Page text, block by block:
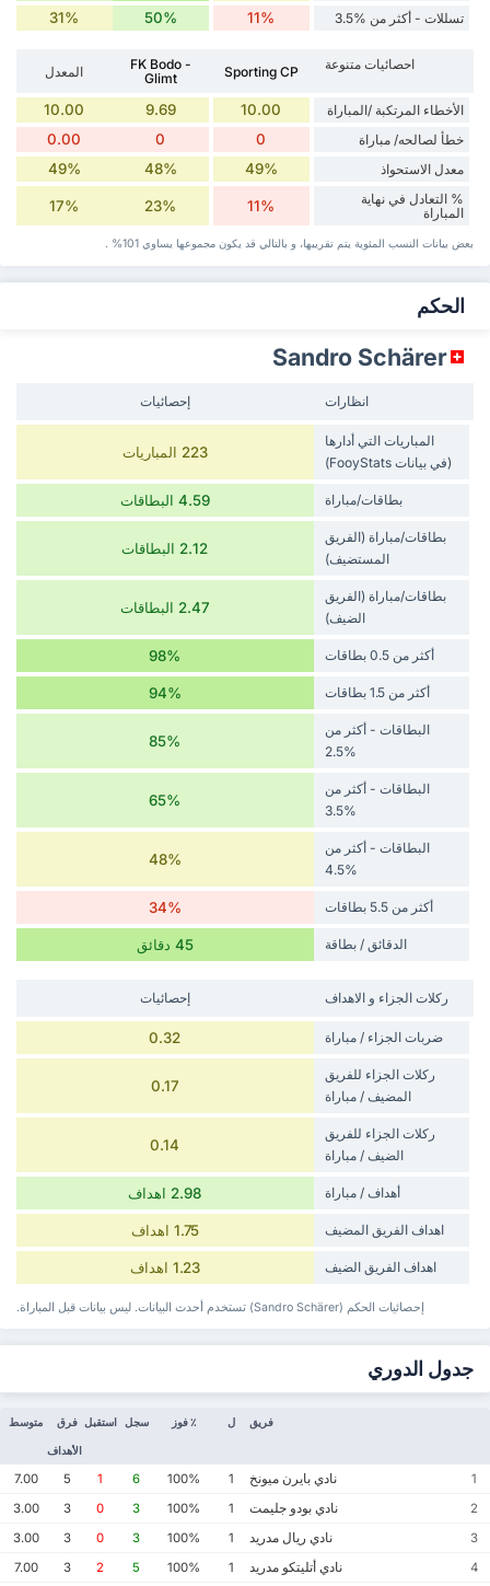
تسللات - أكثر من %3.5 11%
50%
31%
احصائيات متنوعة Sporting CP
FK Bodo -
Glimt
المعدل
الأخطاء المرتكبة /المباراة 10.00
9.69
10.00
خطأ لصالحه/ مباراة 0
0
0.00
معدل الاستحواذ 49%
48%
49%
% التعادل في نهاية
المباراة
11%
23%
17%
بعض بيانات ‏النسب المئوية يتم تقريبها، و بالتالي قد ‏يكون مجموعها يساوي 101% .
‏الحكم
Sandro Schärer
انظارات إحصائيات
المباريات التي أدارها
(في بيانات FooyStats)
223 المباريات
بطاقات/مباراة 4.59 البطاقات
بطاقات/مباراة (الفريق
المستضيف)
2.12 البطاقات
بطاقات/مباراة (الفريق
الضيف)
2.47 البطاقات
أكثر من 0.5 بطاقات 98%
أكثر من 1.5 بطاقات 94%
البطاقات - أكثر من
%2.5
85%
البطاقات - أكثر من
%3.5
65%
البطاقات - أكثر من
%4.5
48%
أكثر من 5.5 بطاقات 34%
الدقائق / بطاقة 45 دقائق
‏ركلات الجزاء و الاهداف إحصائيات
ضربات الجزاء / مباراة 0.32
‏ركلات الجزاء للفريق
المضيف / مباراة
0.17
‏ركلات الجزاء للفريق
الضيف / مباراة
0.14
أهداف / مباراة 2.98 اهداف
‏اهداف الفريق المضيف 1.75 اهداف
‏اهداف الفريق الضيف 1.23 اهداف
إحصائيات الحكم (Sandro Schärer) تستخدم أحدث البيانات. ليس بيانات قبل المباراة.
جدول الدوري
فريق ل ٪ فوز سجل استقبل فرق
الأهداف
متوسط
1 نادي بايرن ميونخ 1
100%
6
1
5
7.00
2
نادي بودو جليمت 1
100%
3
0
3
3.00
3
نادي ريال مدريد 1
100%
3
0
3
3.00
4
نادي أتليتكو مدريد 1
100%
5
2
3
7.00